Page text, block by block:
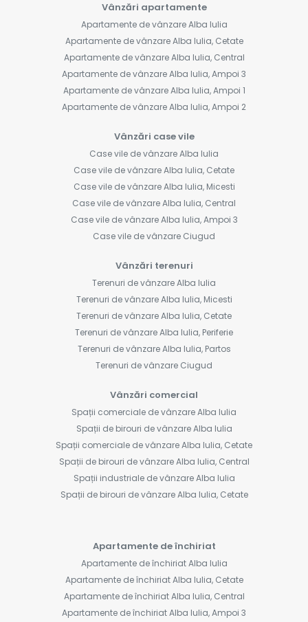
Vânzări apartamente
Apartamente de vânzare Alba Iulia
Apartamente de vânzare Alba Iulia, Cetate
Apartamente de vânzare Alba Iulia, Central
Apartamente de vânzare Alba Iulia, Ampoi 3
Apartamente de vânzare Alba Iulia, Ampoi 1
Apartamente de vânzare Alba Iulia, Ampoi 2
Vânzări case vile
Case vile de vânzare Alba Iulia
Case vile de vânzare Alba Iulia, Cetate
Case vile de vânzare Alba Iulia, Micesti
Case vile de vânzare Alba Iulia, Central
Case vile de vânzare Alba Iulia, Ampoi 3
Case vile de vânzare Ciugud
Vânzări terenuri
Terenuri de vânzare Alba Iulia
Terenuri de vânzare Alba Iulia, Micesti
Terenuri de vânzare Alba Iulia, Cetate
Terenuri de vânzare Alba Iulia, Periferie
Terenuri de vânzare Alba Iulia, Partos
Terenuri de vânzare Ciugud
Vânzări comercial
Spații comerciale de vânzare Alba Iulia
Spații de birouri de vânzare Alba Iulia
Spații comerciale de vânzare Alba Iulia, Cetate
Spații de birouri de vânzare Alba Iulia, Central
Spații industriale de vânzare Alba Iulia
Spații de birouri de vânzare Alba Iulia, Cetate
Apartamente de închiriat
Apartamente de închiriat Alba Iulia
Apartamente de închiriat Alba Iulia, Cetate
Apartamente de închiriat Alba Iulia, Central
Apartamente de închiriat Alba Iulia, Ampoi 3